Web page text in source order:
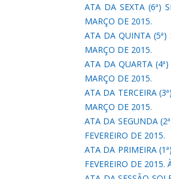
ATA DA SEXTA (6ª)
MARÇO DE 2015.
ATA DA QUINTA (5ª)
MARÇO DE 2015.
ATA DA QUARTA
MARÇO DE 2015.
ATA DA TERCEIRA
MARÇO DE 2015.
ATA DA SEGUNDA
FEVEREIRO DE 2015.
ATA DA PRIMEIRA
FEVEREIRO DE 2015.